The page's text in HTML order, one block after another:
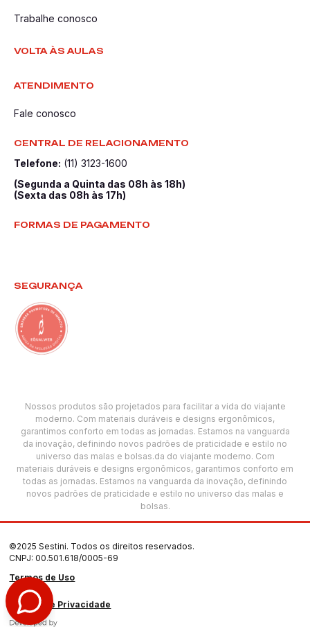
Trabalhe conosco
VOLTA ÀS AULAS
ATENDIMENTO
Fale conosco
CENTRAL DE RELACIONAMENTO
Telefone: (11) 3123-1600
(Segunda a Quinta das 08h às 18h)
(Sexta das 08h às 17h)
FORMAS DE PAGAMENTO
SEGURANÇA
Nossos produtos são projetados para facilitar a vida do viajante
moderno. Com materiais duráveis e designs ergonômicos,
garantimos conforto em todas as jornadas. Estamos na vanguarda
da inovação, definindo novos padrões de praticidade e estilo no
universo das malas e bolsas.da do viajante moderno. Com
materiais duráveis e designs ergonômicos, garantimos conforto em
todas as jornadas. Estamos na vanguarda da inovação, definindo
novos padrões de praticidade e estilo no universo das malas e
bolsas.
©2025 Sestini. Todos os direitos reservados.
CNPJ: 00.501.618/0005-69
Termos de Uso
Política de Privacidade